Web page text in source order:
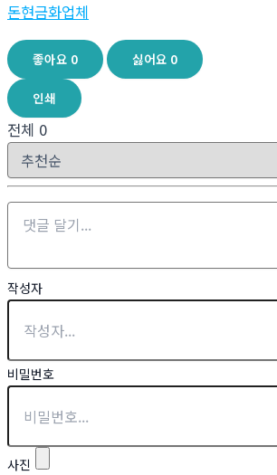
돈현금화업체
좋아요 0 싫어요 0
인쇄
전체 0
작성자
비밀번호
사진